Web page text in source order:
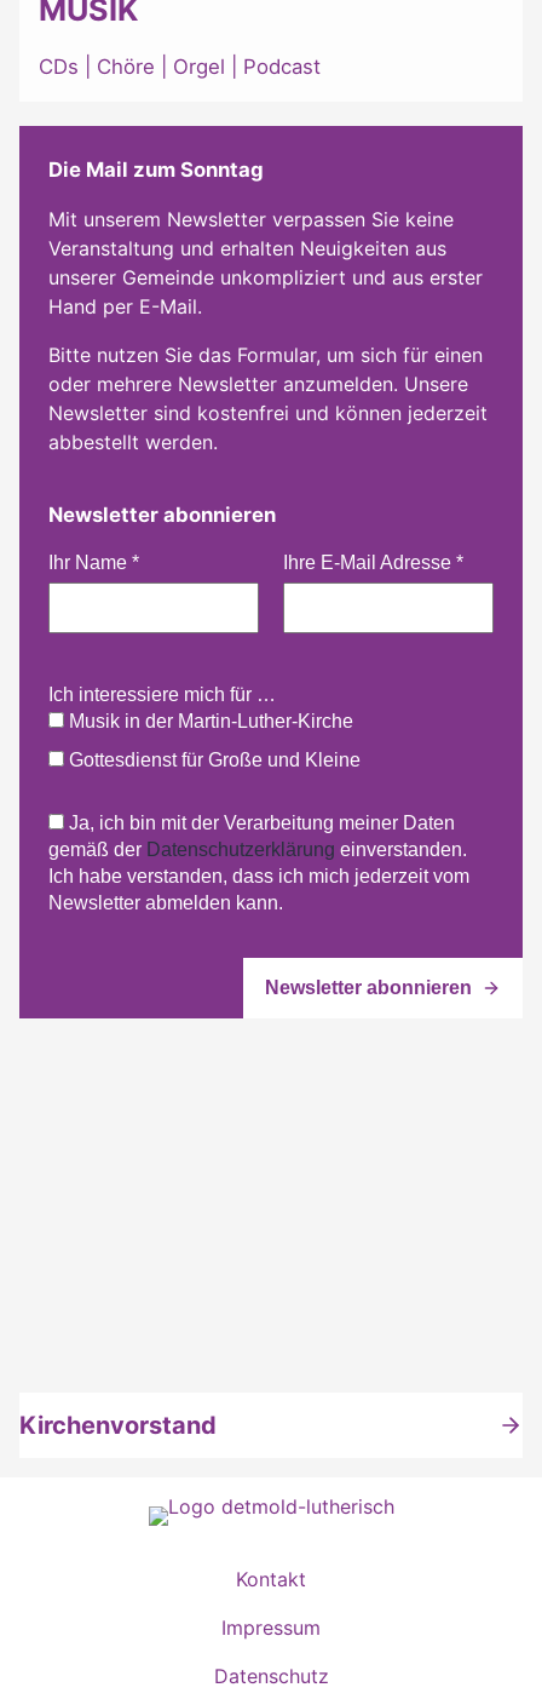
MUSIK
CDs Chöre Orgel Podcast
Die Mail zum Sonntag
Mit unserem Newsletter verpassen Sie keine
Veranstaltung und erhalten Neuigkeiten aus
unserer Gemeinde unkompliziert und aus erster
Hand per E-Mail.
Bitte nutzen Sie das Formular, um sich für einen
oder mehrere Newsletter anzumelden. Unsere
Newsletter sind kostenfrei und können jederzeit
abbestellt werden.
Newsletter abonnieren
Ihr Name * Ihre E-Mail Adresse *
Ich interessiere mich für …
Musik in der Martin-Luther-Kirche
Gottesdienst für Große und Kleine
Ja, ich bin mit der Verarbeitung meiner Daten
gemäß der Datenschutzerklärung einverstanden.
Ich habe verstanden, dass ich mich jederzeit vom
Newsletter abmelden kann.
Kirchenvorstand
Kontakt
Impressum
Datenschutz